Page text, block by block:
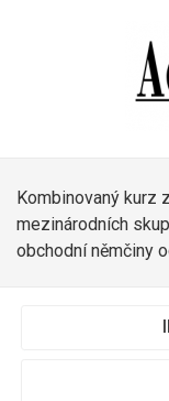
Kombinovaný kurz
mezinárodních
obchodní němčiny